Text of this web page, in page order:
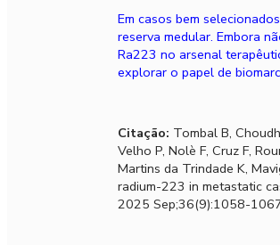
Em casos bem
reserva medular. Embora
Ra223 no arsenal
explorar o papel de
Citação: Tombal B,
Velho P, Nolè F, Cruz F,
Martins da Trindade K,
radium-223 in metastatic
2025 Sep;36(9):1058-